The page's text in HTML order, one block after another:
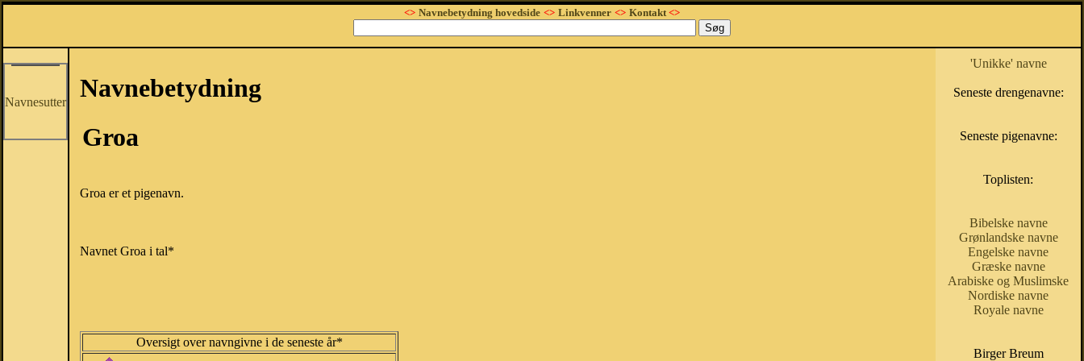
<> Navnebetydning hovedside <> Linkvenner <> Kontakt<>
Navnesutter
Navnebetydning
Groa
Groa er et pigenavn.
Navnet Groa i tal*
Oversigt over navngivne i de seneste år*
'Unikke' navne
Seneste drengenavne:
Seneste pigenavne:
Toplisten:
Bibelske navne
Grønlandske navne
Engelske navne
Græske navne
Arabiske og Muslimske
Nordiske navne
Royale navne
Birger Breum